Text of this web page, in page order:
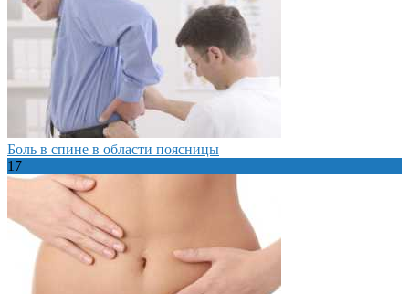
Боль в спине в области поясницы
17